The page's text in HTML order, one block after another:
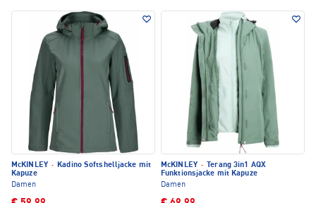
McKINLEY · Kadino Softshelljacke mit
Kapuze
Damen
McKINLEY ·
Terang 3in1 AQX
Funktionsjacke mit Kapuze
Damen